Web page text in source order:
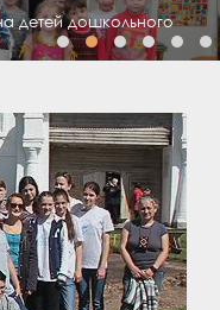
детей дошкольного